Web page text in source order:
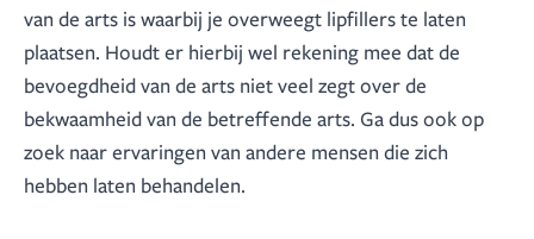
van de arts is waarbij je overweegt lipfillers te laten
plaatsen. Houdt er hierbij wel rekening mee dat de
bevoegdheid van de arts niet veel zegt over de
bekwaamheid van de betreffende arts. Ga dus ook op
zoek naar ervaringen van andere mensen die zich
hebben laten behandelen.